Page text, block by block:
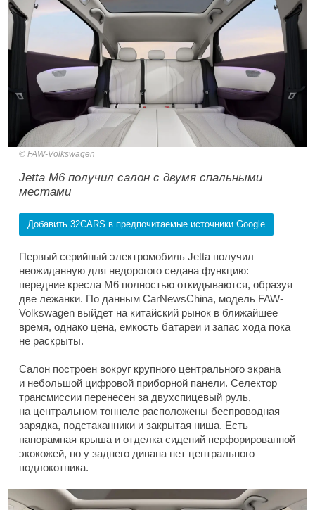
FAW-Volkswagen
Jetta M6 получил салон с двумя спальными
местами
Добавить 32CARS в предпочитаемые источники Google
Первый серийный электромобиль Jetta получил
неожиданную для недорогого седана функцию:
передние кресла M6 полностью откидываются, образуя
две лежанки. По данным CarNewsChina, модель FAW-
Volkswagen выйдет на китайский рынок в ближайшее
время, однако цена, емкость батареи и запас хода пока
не раскрыты.
Салон построен вокруг крупного центрального экрана
и небольшой цифровой приборной панели. Селектор
трансмиссии перенесен за двухспицевый руль,
на центральном тоннеле расположены беспроводная
зарядка, подстаканники и закрытая ниша. Есть
панорамная крыша и отделка сидений перфорированной
экокожей, но у заднего дивана нет центрального
подлокотника.